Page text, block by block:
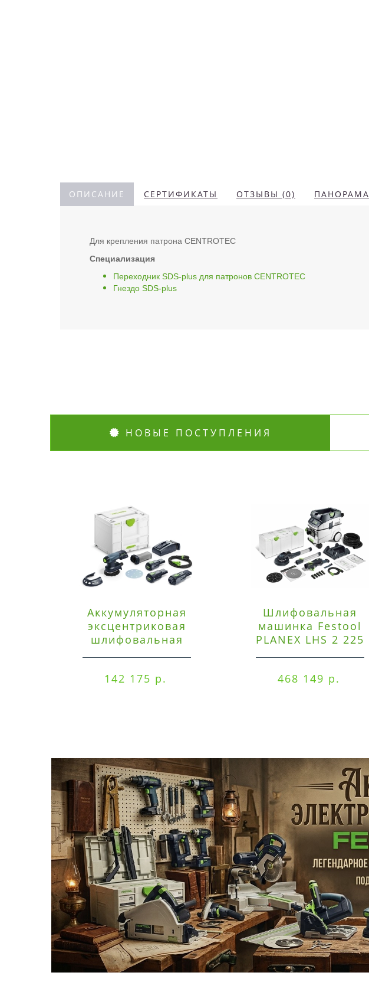
ОПИСАНИЕ СЕРТИФИКАТЫ ОТЗЫВЫ (0) ПАНОРАМА
Для крепления патрона CENTROTEC
Специализация
Переходник SDS-plus для патронов CENTROTEC
Гнездо SDS-plus
НОВЫЕ ПОСТУПЛЕНИЯ
Аккумуляторная
эксцентриковая
шлифовальная
142 175 р.
Шлифовальная
машинка Festool
PLANEX LHS 2 225
468 149 р.